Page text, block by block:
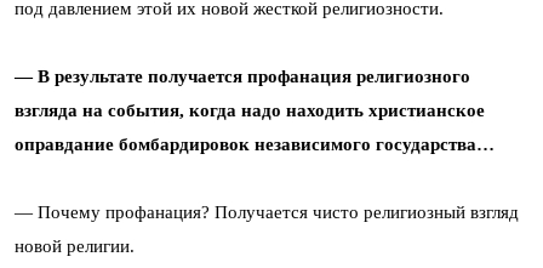
под давлением этой их новой жесткой религиозности.
— В результате получается профанация религиозного
взгляда на события, когда надо находить христианское
оправдание бомбардировок независимого государства…
— Почему профанация? Получается чисто религиозный взгляд
новой религии.